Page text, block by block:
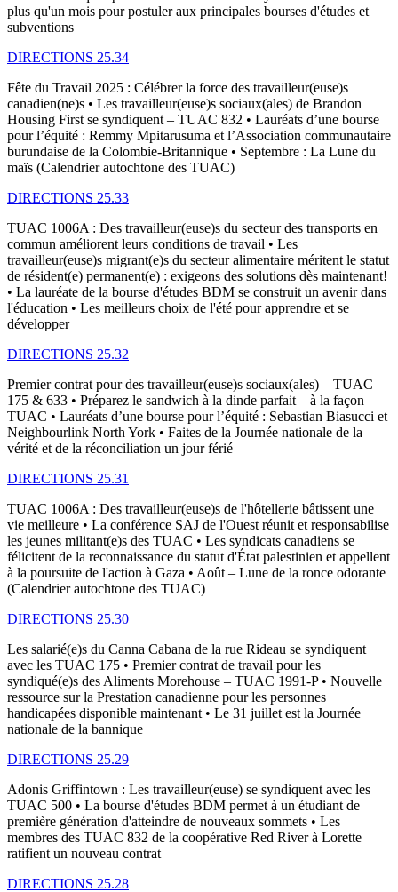
plus qu'un mois pour postuler aux principales bourses d'études et
subventions
DIRECTIONS 25.34
Fête du Travail 2025 : Célébrer la force des travailleur(euse)s
canadien(ne)s • Les travailleur(euse)s sociaux(ales) de Brandon
Housing First se syndiquent – TUAC 832 • Lauréats d’une bourse
pour l’équité : Remmy Mpitarusuma et l’Association communautaire
burundaise de la Colombie-Britannique • Septembre : La Lune du
maïs (Calendrier autochtone des TUAC)
DIRECTIONS 25.33
TUAC 1006A : Des travailleur(euse)s du secteur des transports en
commun améliorent leurs conditions de travail • Les
travailleur(euse)s migrant(e)s du secteur alimentaire méritent le statut
de résident(e) permanent(e) : exigeons des solutions dès maintenant!
• La lauréate de la bourse d'études BDM se construit un avenir dans
l'éducation • Les meilleurs choix de l'été pour apprendre et se
développer
DIRECTIONS 25.32
Premier contrat pour des travailleur(euse)s sociaux(ales) – TUAC
175 & 633 • Préparez le sandwich à la dinde parfait – à la façon
TUAC • Lauréats d’une bourse pour l’équité : Sebastian Biasucci et
Neighbourlink North York • Faites de la Journée nationale de la
vérité et de la réconciliation un jour férié
DIRECTIONS 25.31
TUAC 1006A : Des travailleur(euse)s de l'hôtellerie bâtissent une
vie meilleure • La conférence SAJ de l'Ouest réunit et responsabilise
les jeunes militant(e)s des TUAC • Les syndicats canadiens se
félicitent de la reconnaissance du statut d'État palestinien et appellent
à la poursuite de l'action à Gaza • Août – Lune de la ronce odorante
(Calendrier autochtone des TUAC)
DIRECTIONS 25.30
Les salarié(e)s du Canna Cabana de la rue Rideau se syndiquent
avec les TUAC 175 • Premier contrat de travail pour les
syndiqué(e)s des Aliments Morehouse – TUAC 1991-P • Nouvelle
ressource sur la Prestation canadienne pour les personnes
handicapées disponible maintenant • Le 31 juillet est la Journée
nationale de la bannique
DIRECTIONS 25.29
Adonis Griffintown : Les travailleur(euse) se syndiquent avec les
TUAC 500 • La bourse d'études BDM permet à un étudiant de
première génération d'atteindre de nouveaux sommets • Les
membres des TUAC 832 de la coopérative Red River à Lorette
ratifient un nouveau contrat
DIRECTIONS 25.28